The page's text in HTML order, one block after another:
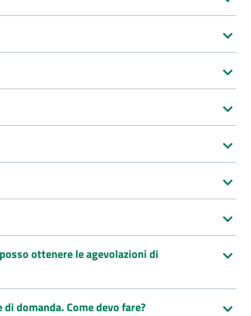
ottenere le agevolazioni di
domanda. Come devo fare?